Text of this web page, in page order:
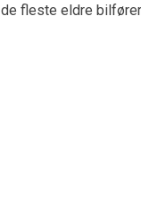
de fleste eldre